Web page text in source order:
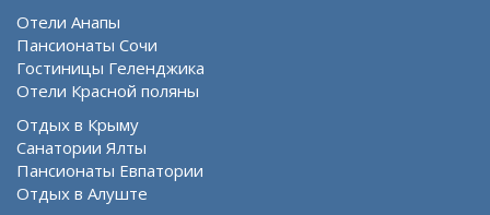
Отели Анапы
Пансионаты Сочи
Гостиницы Геленджика
Отели Красной поляны
Отдых в Крыму
Санатории Ялты
Пансионаты Евпатории
Отдых в Алуште